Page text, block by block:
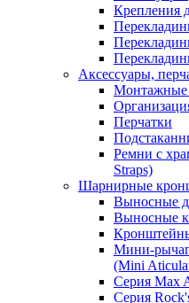
Крепления
Аксессуары,
Монтажные
Перчатки
Ремни с
Straps)
Шарнирные
Выносные
Выносные
Мини-
(Mini
Серия Max
Серия